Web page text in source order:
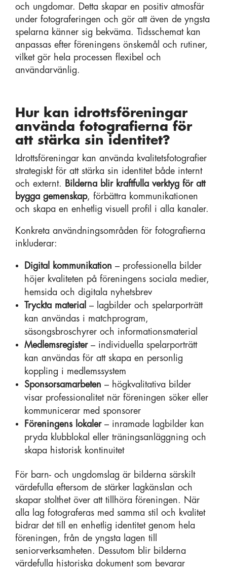
och ungdomar. Detta skapar en positiv atmosfär
under fotograferingen och gör att även de yngsta
spelarna känner sig bekväma. Tidsschemat kan
anpassas efter föreningens önskemål och rutiner,
vilket gör hela processen flexibel och
användarvänlig.
Hur kan idrottsföreningar
använda fotografierna för
att stärka sin identitet?
Idrottsföreningar kan använda kvalitetsfotografier
strategiskt för att stärka sin identitet både internt
och externt.
Bilderna blir kraftfulla verktyg för att
bygga gemenskap, förbättra kommunikationen
och skapa en enhetlig visuell profil i alla kanaler.
Konkreta användningsområden för fotografierna
inkluderar:
Digital kommunikation – professionella bilder
höjer kvaliteten på föreningens sociala medier,
hemsida och digitala nyhetsbrev
Tryckta material – lagbilder och spelarporträtt
kan användas i matchprogram,
säsongsbroschyrer och informationsmaterial
Medlemsregister– individuella spelarporträtt
kan användas för att skapa en personlig
koppling i medlemssystem
Sponsorsamarbeten – högkvalitativa bilder
visar professionalitet när föreningen söker eller
kommunicerar med sponsorer
Föreningens lokaler– inramade lagbilder kan
pryda klubblokal eller träningsanläggning och
skapa historisk kontinuitet
För barn- och ungdomslag är bilderna särskilt
värdefulla eftersom de stärker lagkänslan och
skapar stolthet över att tillhöra föreningen. När
alla lag fotograferas med samma stil och kvalitet
bidrar det till en enhetlig identitet genom hela
föreningen, från de yngsta lagen till
seniorverksamheten. Dessutom blir bilderna
värdefulla historiska dokument som bevarar